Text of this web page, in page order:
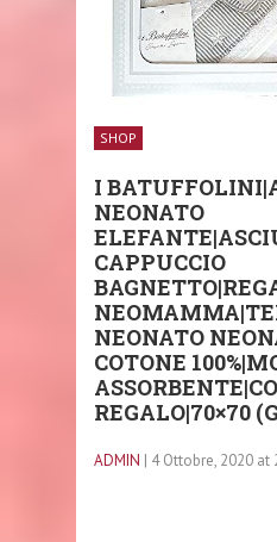
SHOP
I
NEONATO
CAPPUCCIO
NEONATO
COTONE
REGALO|70×70
ADMIN | 4 Ottobre, 2020 at